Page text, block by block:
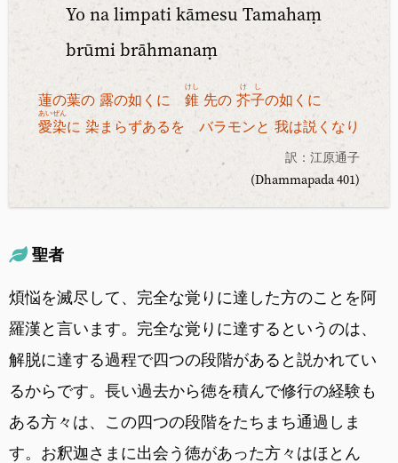
Yo na limpati kāmesu Tamahaṃ
brūmi brāhmanaṃ
蓮の葉の 露の如くに 錐
けし
先の 芥子
けし
の如くに
愛染
あいぜん
に 染まらずあるを バラモンと 我は説くなり
訳：江原通子
(Dhammapada 401)
聖者
煩悩を滅尽して、完全な覚りに達した方のことを阿
羅漢と言います。完全な覚りに達するというのは、
解脱に達する過程で四つの段階があると説かれてい
るからです。長い過去から徳を積んで修行の経験も
ある方々は、この四つの段階をたちまち通過しま
す。お釈迦さまに出会う徳があった方々はほとん